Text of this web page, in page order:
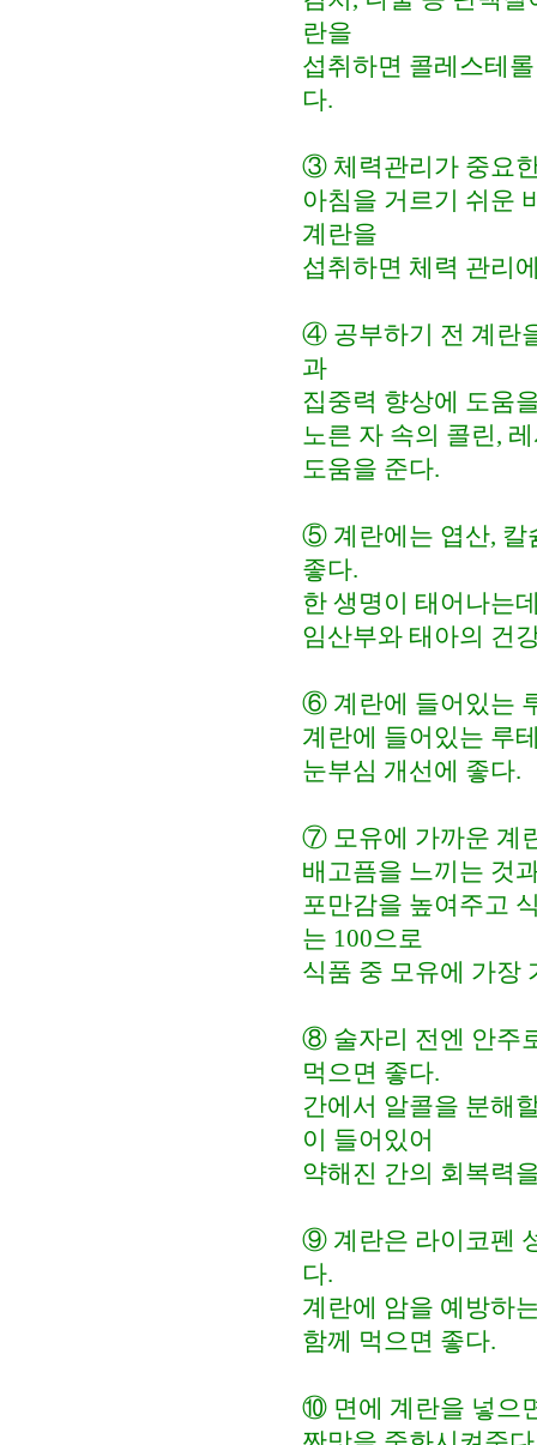
란을
섭취하면 콜레스테
다.
③ 체력관리가 중요
아침을 거르기 쉬운
계란을
섭취하면 체력 관리
④ 공부하기 전 계란
과
집중력 향상에 도움
노른 자 속의 콜린,
도움을 준다.
⑤ 계란에는 엽산, 칼
좋다.
한 생명이 태어나는
임산부와 태아의 건
⑥ 계란에 들어있는
계란에 들어있는 루
눈부심 개선에 좋다.
⑦ 모유에 가까운 계
배고픔을 느끼는 것
포만감을 높여주고
는 100으로
식품 중 모유에 가장
⑧ 술자리 전엔 안주
먹으면 좋다.
간에서 알콜을 분해
이 들어있어
약해진 간의 회복력
⑨ 계란은 라이코펜
다.
계란에 암을 예방하
함께 먹으면 좋다.
⑩ 면에 계란을 넣으